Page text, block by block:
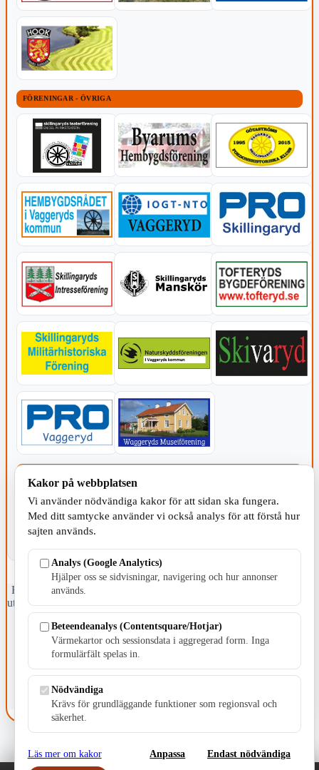
FÖRENINGAR - ÖVRIGA
Fristående webbtidningsföretag grundat 1991 som sedan 2002 ger
ut tidningen Skillingaryd.nu och 2010 lanserades Värnamo.nu. Från
april 2026 omfattar Skillingaryd.nu tre kommuner: Gnosjö,
Värnamo och Vaggeryds kommun.
Kontakta oss
Postadress: Gisslaköp 1, 568 92 Skillingaryd
Kakinställningar
Kakor på webbplatsen
Vi använder nödvändiga kakor för att sidan ska fungera.
Med ditt samtycke använder vi också analys för att förstå hur
sajten används.
Analys (Google Analytics)
Hjälper oss se sidvisningar, navigering och hur annonser
används.
Beteendeanalys (Contentsquare/Hotjar)
Värmekartor och sessionsdata i aggregerad form. Inga
formulärfält spelas in.
Nödvändiga
Krävs för grundläggande funktioner som regionsval och
säkerhet.
Läs mer om kakor Anpassa Endast nödvändiga